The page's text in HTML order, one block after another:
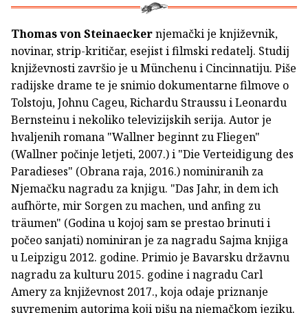
Thomas von Steinaeckernjemački je književnik,
novinar, strip-kritičar, esejist i filmski redatelj. Studij
književnosti završio je u Münchenu i Cincinnatiju. Piše
radijske drame te je snimio dokumentarne filmove o
Tolstoju, Johnu Cageu, Richardu Straussu i Leonardu
Bernsteinu i nekoliko televizijskih serija. Autor je
hvaljenih romana "Wallner beginnt zu Fliegen"
(Wallner počinje letjeti, 2007.) i "Die Verteidigung des
Paradieses" (Obrana raja, 2016.) nominiranih za
Njemačku nagradu za knjigu. "Das Jahr, in dem ich
aufhörte, mir Sorgen zu machen, und anfing zu
träumen" (Godina u kojoj sam se prestao brinuti i
počeo sanjati) nominiran je za nagradu Sajma knjiga
u Leipzigu 2012. godine. Primio je Bavarsku državnu
nagradu za kulturu 2015. godine i nagradu Carl
Amery za književnost 2017., koja odaje priznanje
suvremenim autorima koji pišu na njemačkom jeziku.